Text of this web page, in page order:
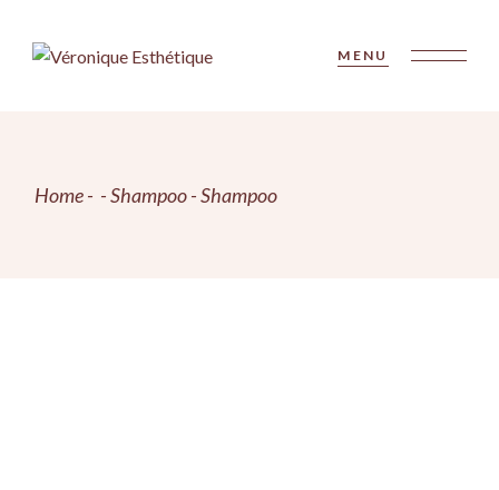
content
MENU
Home Shampoo Shampoo